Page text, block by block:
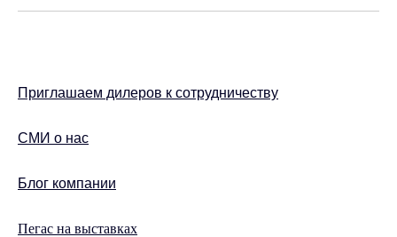
Приглашаем дилеров к сотрудничеству
СМИ о нас
Блог компании
Пегас на выставках